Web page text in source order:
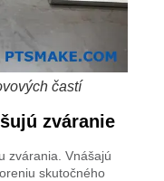
častí
zváranie
zvárania. Vnášajú
skutočného